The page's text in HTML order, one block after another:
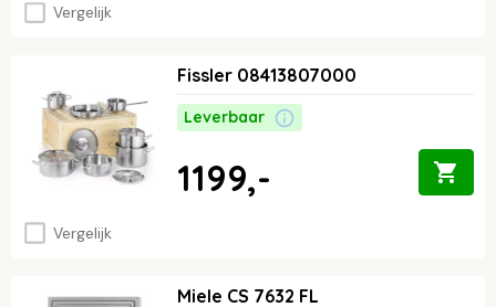
Vergelijk
Vergelijk
Fissler 08413807000
Leverbaar
1199,-
Miele CS 7632 FL